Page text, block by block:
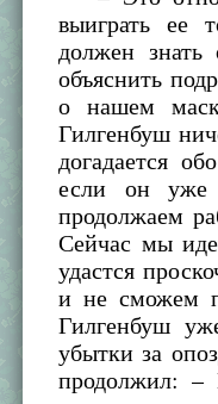
выиграть ее
должен
объяснить
о нашем
Гилгенбуш
догадается
если он
продолжаем
Сейчас мы
удастся
и не сможем
Гилгенбуш
убытки за
продолжил: –